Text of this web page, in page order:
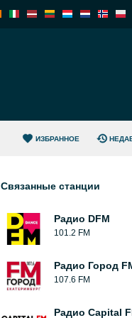
ИЗБРАННОЕ
Связанные станции
Радио DFM
101.2 FM
Радио Город
107.6 FM
Радио Capital